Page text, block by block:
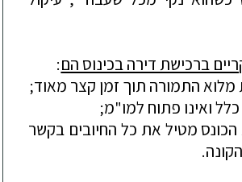
ברכישת דירה בכינוס הם:
התמורה תוך זמן קצר מאוד;
ואינו פתוח למו"מ;
מטיל את כל החיובים בקשר